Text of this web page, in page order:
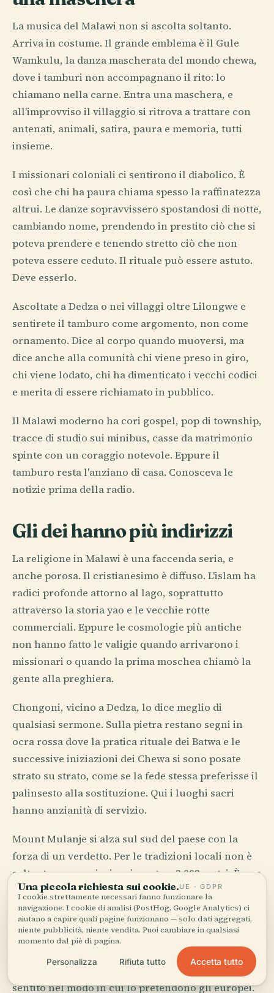
La musica del Malawi non si ascolta soltanto.
Arriva in costume. Il grande emblema è il Gule
Wamkulu, la danza mascherata del mondo chewa,
dove i tamburi non accompagnano il rito: lo
chiamano nella carne. Entra una maschera, e
all'improvviso il villaggio si ritrova a trattare con
antenati, animali, satira, paura e memoria, tutti
insieme.
I missionari coloniali ci sentirono il diabolico. È
così che chi ha paura chiama spesso la raffinatezza
altrui. Le danze sopravvissero spostandosi di notte,
cambiando nome, prendendo in prestito ciò che si
poteva prendere e tenendo stretto ciò che non
poteva essere ceduto. Il rituale può essere astuto.
Deve esserlo.
Ascoltate a Dedza o nei villaggi oltre Lilongwe e
sentirete il tamburo come argomento, non come
ornamento. Dice al corpo quando muoversi, ma
dice anche alla comunità chi viene preso in giro,
chi viene lodato, chi ha dimenticato i vecchi codici
e merita di essere richiamato in pubblico.
Il Malawi moderno ha cori gospel, pop di township,
tracce di studio sui minibus, casse da matrimonio
spinte con un coraggio notevole. Eppure il
tamburo resta l'anziano di casa. Conosceva le
notizie prima della radio.
Gli dei hanno più indirizzi
La religione in Malawi è una faccenda seria, e
anche porosa. Il cristianesimo è diffuso. L'islam ha
radici profonde attorno al lago, soprattutto
attraverso la storia yao e le vecchie rotte
commerciali. Eppure le cosmologie più antiche
non hanno fatto le valigie quando arrivarono i
missionari o quando la prima moschea chiamò la
gente alla preghiera.
Chongoni, vicino a Dedza, lo dice meglio di
qualsiasi sermone. Sulla pietra restano segni in
ocra rossa dove la pratica rituale dei Batwa e le
successive iniziazioni dei Chewa si sono posate
strato su strato, come se la fede stessa preferisse il
palinsesto alla sostituzione. Qui i luoghi sacri
hanno anzianità di servizio.
Mount Mulanje si alza sul sud del paese con la
forza di un verdetto. Per le tradizioni locali non è
soltanto un massiccio misurato a 3.002 metri. È una
presenza abitata. I cartografi coloniali volevano
linee di perimetro; il sapere locale capiva che certi
luoghi non migliorano affatto quando li si possiede
interamente sulla carta.
Il Malawi non separa sempre il documentato dal
sentito nel modo in cui lo pretendono gli europei.
Una piccola richiesta sui cookie.UE · GDPR
I cookie strettamente necessari fanno funzionare la
navigazione. I cookie di analisi (PostHog, Google Analytics) ci
aiutano a capire quali pagine funzionano — solo dati aggregati,
niente pubblicità, niente vendita. Puoi cambiare in qualsiasi
momento dal piè di pagina.
Personalizza Rifiuta tutto Accetta tutto